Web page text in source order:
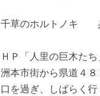
千草のホルトノキ
ＨＰ「人里の巨木た
洲本市街から県道４
口を過ぎ、しばらく